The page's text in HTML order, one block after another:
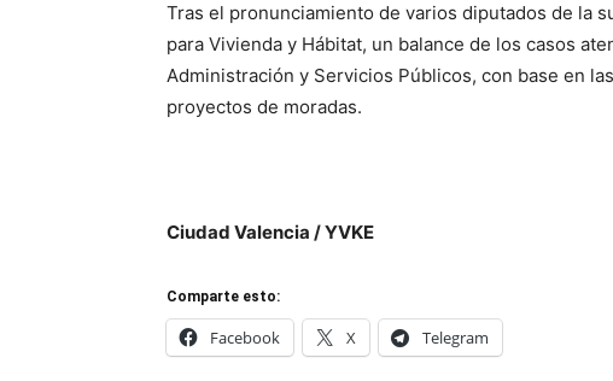
Tras el pronunciamiento de varios diputados de la
para Vivienda y Hábitat, un balance de los casos
Administración y Servicios Públicos, con base en
proyectos de moradas.
Ciudad Valencia / YVKE
Comparte esto:
Facebook X Telegram